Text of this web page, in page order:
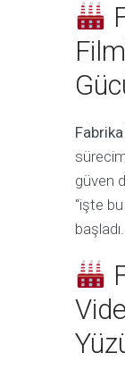
güven
“işte
başladı.